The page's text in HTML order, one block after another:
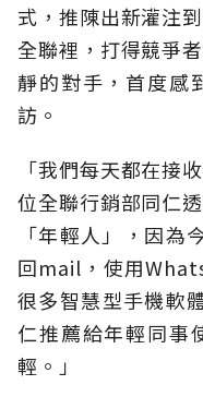
式，推陳出新灌注
全聯裡，打得競爭
靜的對手，首度感
訪。
「我們每天都在接
位全聯行銷部同仁
「年輕人」，因
回mail，使用
很多智慧型手機軟
仁推薦給年輕同事
輕。」